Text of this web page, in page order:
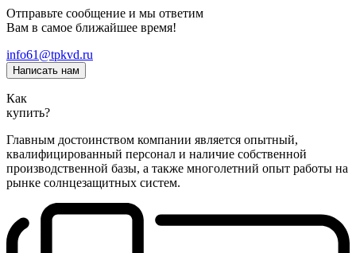
Отправьте сообщение и мы ответим
Вам в самое ближайшее время!
info61@tpkvd.ru
Написать нам
Как
купить?
Главным достоинством компании является опытный,
квалифицированный персонал и наличие собственной
производственной базы, а также многолетний опыт работы на
рынке солнцезащитных систем.